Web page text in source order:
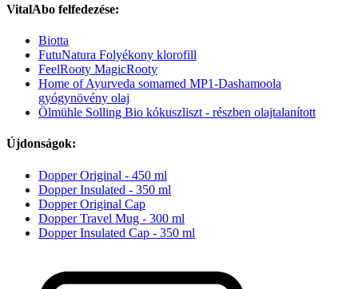
VitalAbo felfedezése:
Biotta
FutuNatura Folyékony klorofill
FeelRooty MagicRooty
Home of Ayurveda somamed MP1-Dashamoola
gyógynövény olaj
Ölmühle Solling Bio kókuszliszt - részben olajtalanított
Újdonságok:
Dopper Original - 450 ml
Dopper Insulated - 350 ml
Dopper Original Cap
Dopper Travel Mug - 300 ml
Dopper Insulated Cap - 350 ml